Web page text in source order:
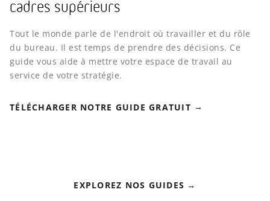
cadres supérieurs
Tout le monde parle de l'endroit où travailler et du rôle
du bureau. Il est temps de prendre des décisions. Ce
guide vous aide à mettre votre espace de travail au
service de votre stratégie.
TÉLÉCHARGER NOTRE GUIDE GRATUIT
EXPLOREZ NOS GUIDES